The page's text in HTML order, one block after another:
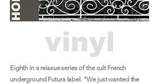
vinyl
Eighth in a reissue series of the cult French
underground Futura label. "We just wanted the